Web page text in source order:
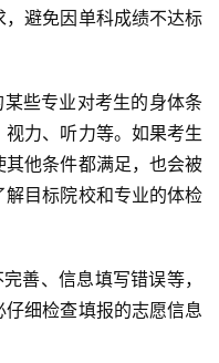
避免因单科成绩不达标
些专业对考生的身体条
力、听力等。如果考生
他条件都满足，也会被
目标院校和专业的体检
善、信息填写错误等，
细检查填报的志愿信息